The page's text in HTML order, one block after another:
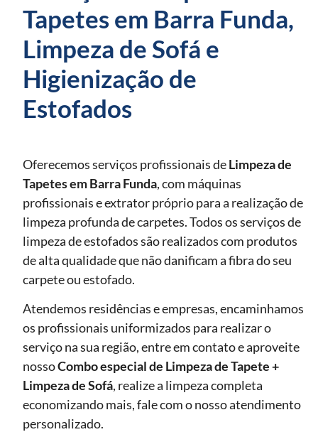
Tapetes em Barra Funda,
Limpeza de Sofá e
Higienização de
Estofados
Oferecemos serviços profissionais deLimpeza de
Tapetesem Barra Funda, com máquinas
profissionais e extrator próprio para a realização de
limpeza profunda de carpetes. Todos os serviços de
limpeza de estofados são realizados com produtos
de alta qualidade que não danificam a fibra do seu
carpete ou estofado.
Atendemos residências e empresas, encaminhamos
os profissionais uniformizados para realizar o
serviço na sua região, entre em contato e aproveite
nossoCombo especial de Limpeza de Tapete +
Limpeza de Sofá, realize a limpeza completa
economizando mais, fale com o nosso atendimento
personalizado.